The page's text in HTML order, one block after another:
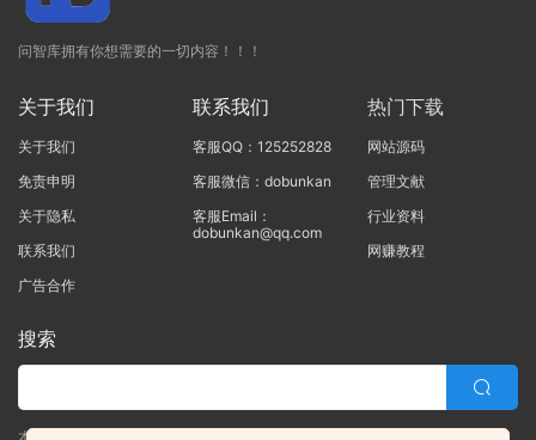
问智库拥有你想需要的一切内容！！！
关于我们
关于我们
免责申明
关于隐私
联系我们
广告合作
联系我们
客服QQ：125252828
客服微信：dobunkan
客服Email：
dobunkan@qq.com
热门下载
网站源码
管理文献
行业资料
网赚教程
搜索